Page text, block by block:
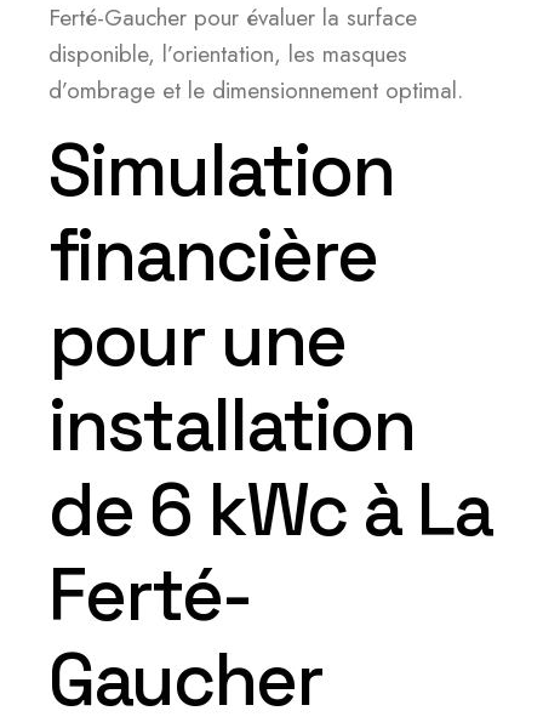
Ferté-Gaucher pour évaluer la surface
disponible, l’orientation, les masques
d’ombrage et le dimensionnement optimal.
Simulation
financière
pour une
installation
de 6 kWc à La
Ferté-
Gaucher